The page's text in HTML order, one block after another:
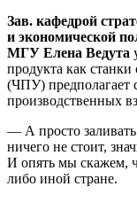
Зав. кафедрой
и экономической
МГУ Елена Ведута
продукта как
(ЧПУ) предполагает
производственных
— А просто
ничего не стоит,
И опять мы скажем,
либо иной стране.